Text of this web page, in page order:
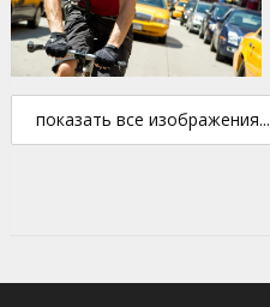
показать все изображения...